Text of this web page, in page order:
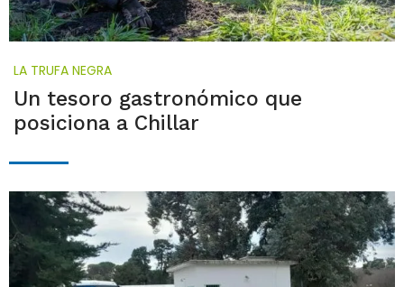
LA TRUFA NEGRA
Un tesoro gastronómico que
posiciona a Chillar